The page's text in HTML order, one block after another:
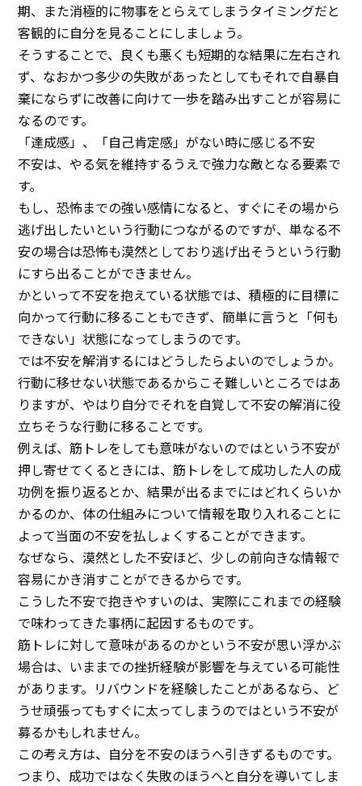
期、また消極的に物事をとらえてしまうタイミングだと
客観的に自分を見ることにしましょう。
そうすることで、良くも悪くも短期的な結果に左右され
ず、なおかつ多少の失敗があったとしてもそれで自暴自
棄にならずに改善に向けて一歩を踏み出すことが容易に
なるのです。
「達成感」、「自己肯定感」がない時に感じる不安
不安は、やる気を維持するうえで強力な敵となる要素で
す。
もし、恐怖までの強い感情になると、すぐにその場から
逃げ出したいという行動につながるのですが、単なる不
安の場合は恐怖も漠然としており逃げ出そうという行動
にすら出ることができません。
かといって不安を抱えている状態では、積極的に目標に
向かって行動に移ることもできず、簡単に言うと「何も
できない」状態になってしまうのです。
では不安を解消するにはどうしたらよいのでしょうか。
行動に移せない状態であるからこそ難しいところではあ
りますが、やはり自分でそれを自覚して不安の解消に役
立ちそうな行動に移ることです。
例えば、筋トレをしても意味がないのではという不安が
押し寄せてくるときには、筋トレをして成功した人の成
功例を振り返るとか、結果が出るまでにはどれくらいか
かるのか、体の仕組みについて情報を取り入れることに
よって当面の不安を払しょくすることができます。
なぜなら、漠然とした不安ほど、少しの前向きな情報で
容易にかき消すことができるからです。
こうした不安で抱きやすいのは、実際にこれまでの経験
で味わってきた事柄に起因するものです。
筋トレに対して意味があるのかという不安が思い浮かぶ
場合は、いままでの挫折経験が影響を与えている可能性
があります。リバウンドを経験したことがあるなら、ど
うせ頑張ってもすぐに太ってしまうのではという不安が
募るかもしれません。
この考え方は、自分を不安のほうへ引きずるものです。
つまり、成功ではなく失敗のほうへと自分を導いてしま